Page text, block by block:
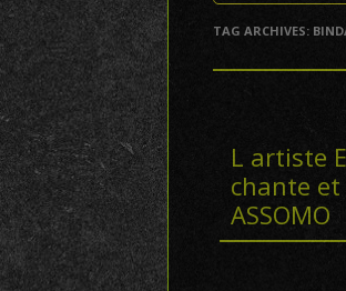
TAG ARCHIVES:
L artiste
chante et
ASSOMO